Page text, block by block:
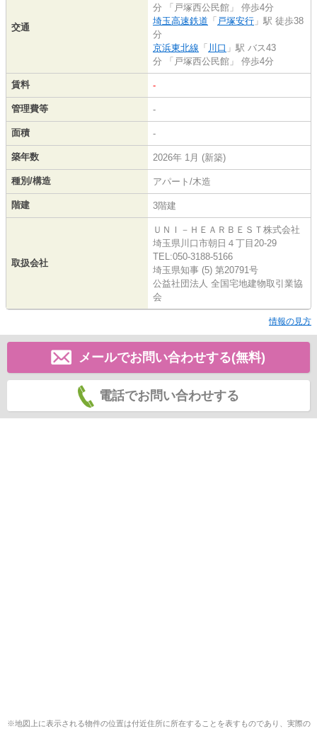
交通
分 「戸塚西公民館」 停歩4分
埼玉高速鉄道 「 戸塚安行 」駅 徒歩38
分
京浜東北線 「 川口 」駅 バス43
分 「戸塚西公民館」 停歩4分
賃料 -
管理費等 -
面積 -
築年数 2026年 1月 (新築)
種別/構造 アパート/木造
階建 3階建
取扱会社
ＵＮＩ－ＨＥＡＲＢＥＳＴ株式会社
埼玉県川口市朝日４丁目20-29
TEL:050-3188-5166
埼玉県知事 (5) 第20791号
公益社団法人 全国宅地建物取引業協
会
情報の見方
メールでお問い合わせする(無料)
電話でお問い合わせする
※地図上に表示される物件の位置は付近住所に所在することを表すものであり、実際の